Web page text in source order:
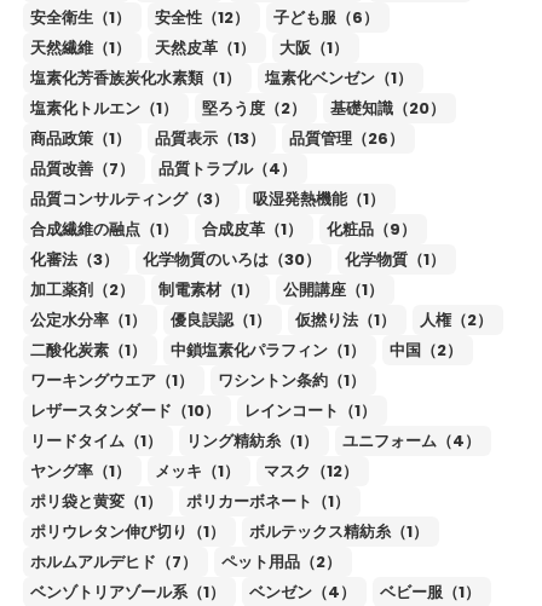
安全衛生（1）
安全性（12）
子ども服（6）
天然繊維（1）
天然皮革（1）
大阪（1）
塩素化芳香族炭化水素類（1）
塩素化ベンゼン（1）
塩素化トルエン（1）
堅ろう度（2）
基礎知識（20）
商品政策（1）
品質表示（13）
品質管理（26）
品質改善（7）
品質トラブル（4）
品質コンサルティング（3）
吸湿発熱機能（1）
合成繊維の融点（1）
合成皮革（1）
化粧品（9）
化審法（3）
化学物質のいろは（30）
化学物質（1）
加工薬剤（2）
制電素材（1）
公開講座（1）
公定水分率（1）
優良誤認（1） 仮撚り法（1）
人権（2）
二酸化炭素（1）
中鎖塩素化パラフィン（1）
中国（2）
ワーキングウエア（1）
ワシントン条約（1）
レザースタンダード（10）
レインコート（1）
リードタイム（1）
リング精紡糸（1）
ユニフォーム（4）
ヤング率（1）
メッキ（1）
マスク（12）
ポリ袋と黄変（1）
ポリカーボネート（1）
ポリウレタン伸び切り（1）
ボルテックス精紡糸（1）
ホルムアルデヒド（7）
ペット用品（2）
ベンゾトリアゾール系（1）
ベンゼン（4） ベビー服（1）